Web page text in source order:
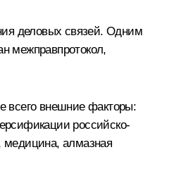
деловых связей. Одним
межправпротокол,
всего внешние факторы:
российско-
медицина, алмазная